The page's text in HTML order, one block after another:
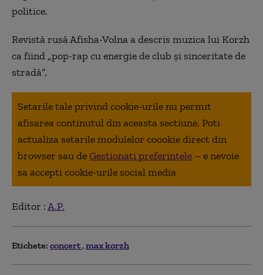
politice.
Revistă rusă Afisha-Volna a descris muzica lui Korzh
ca fiind „pop-rap cu energie de club şi sinceritate de
stradă”.
Setarile tale privind cookie-urile nu permit
afisarea continutul din aceasta sectiune. Poti
actualiza setarile modulelor coookie direct din
browser sau deGestionați preferințele – e nevoie
sa accepti cookie-urile social media
Editor :A.P.
Etichete: concert max korzh